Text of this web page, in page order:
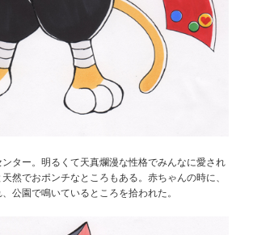
ター。明るくて天真爛漫な性格でみんなに愛され
然でおポンチなところもある。赤ちゃんの時に、
公園で鳴いているところを拾われた。